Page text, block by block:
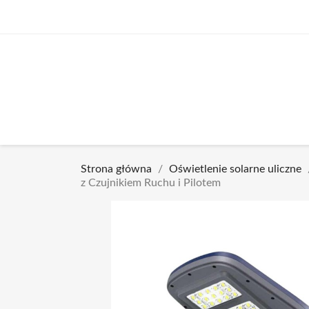
Strona główna
Oświetlenie solarne uliczne
z Czujnikiem Ruchu i Pilotem